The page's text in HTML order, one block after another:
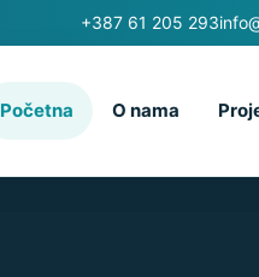
+387 61 205 293
Početna O nama